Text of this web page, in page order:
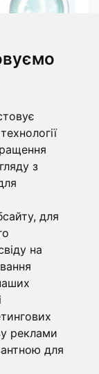
з
, для
на
реклами
для
0